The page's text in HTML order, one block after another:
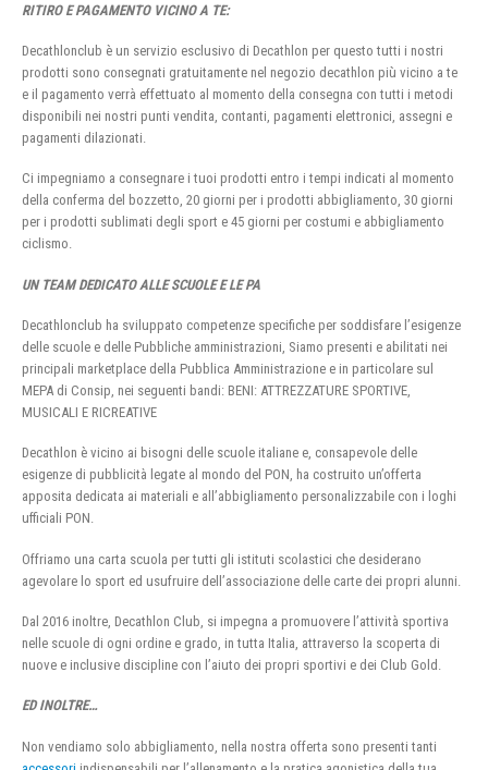
RITIRO E PAGAMENTO VICINO A TE:
Decathlonclub è un servizio esclusivo di Decathlon per questo tutti i nostri
prodotti sono consegnati gratuitamente nel negozio decathlon più vicino a te
e il pagamento verrà effettuato al momento della consegna con tutti i metodi
disponibili nei nostri punti vendita, contanti, pagamenti elettronici, assegni e
pagamenti dilazionati.
Ci impegniamo a consegnare i tuoi prodotti entro i tempi indicati al momento
della conferma del bozzetto, 20 giorni per i prodotti abbigliamento, 30 giorni
per i prodotti sublimati degli sport e 45 giorni per costumi e abbigliamento
ciclismo.
UN TEAM DEDICATO ALLE SCUOLE E LE PA
Decathlonclub ha sviluppato competenze specifiche per soddisfare l’esigenze
delle scuole e delle Pubbliche amministrazioni, Siamo presenti e abilitati nei
principali marketplace della Pubblica Amministrazione e in particolare sul
MEPA di Consip, nei seguenti bandi: BENI: ATTREZZATURE SPORTIVE,
MUSICALI E RICREATIVE
Decathlon è vicino ai bisogni delle scuole italiane e, consapevole delle
esigenze di pubblicità legate al mondo del PON, ha costruito un’offerta
apposita dedicata ai materiali e all’abbigliamento personalizzabile con i loghi
ufficiali PON.
Offriamo una carta scuola per tutti gli istituti scolastici che desiderano
agevolare lo sport ed usufruire dell’associazione delle carte dei propri alunni.
Dal 2016 inoltre, Decathlon Club, si impegna a promuovere l’attività sportiva
nelle scuole di ogni ordine e grado, in tutta Italia, attraverso la scoperta di
nuove e inclusive discipline con l’aiuto dei propri sportivi e dei Club Gold.
ED INOLTRE…
Non vendiamo solo abbigliamento, nella nostra offerta sono presenti tanti